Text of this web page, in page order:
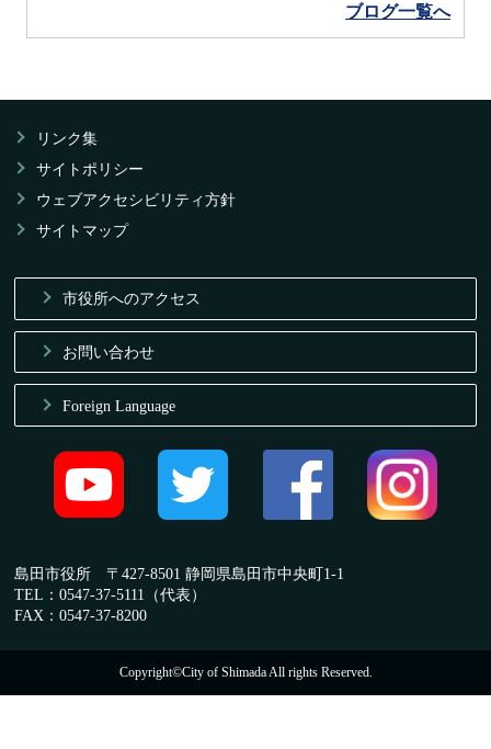
ブログ一覧へ
リンク集
サイトポリシー
ウェブアクセシビリティ方針
サイトマップ
市役所へのアクセス
お問い合わせ
Foreign Language
島田市役所 〒427-8501 静岡県島田市中央町1-1
TEL：0547-37-5111（代表）
FAX：0547-37-8200
Copyright©City of Shimada All rights Reserved.